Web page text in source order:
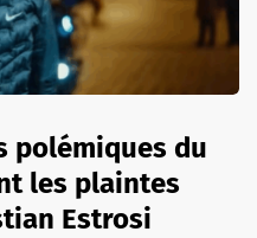
polémiques du
les plaintes
Estrosi